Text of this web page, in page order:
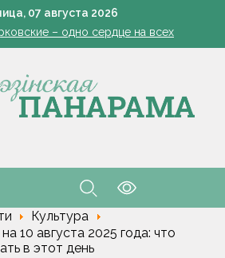
07 августа 2026
Да трыццаці кубоў за змену
– одно сердце на всех
стихии – на контроле
в Беларуси развивают внутренний
Да трыццаці кубоў за змену
Культура
10 августа 2025 года: что
в этот день